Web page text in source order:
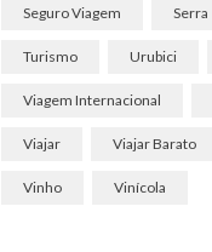
Seguro Viagem Serra
Turismo Urubici
Viagem Internacional
Viajar Viajar Barato
Vinho Vinícola